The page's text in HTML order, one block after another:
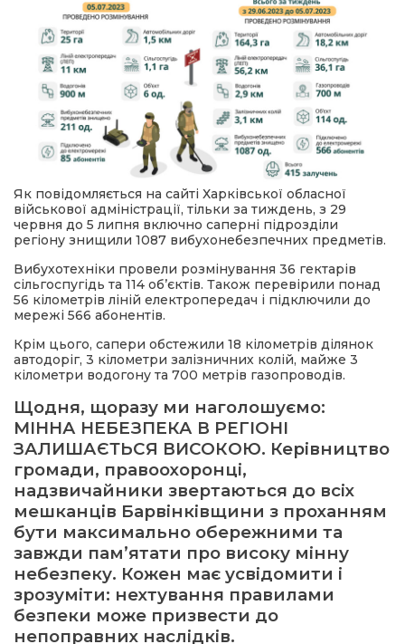
Як повідомляється на сайті Харківської обласної
військової адміністрації, тільки за тиждень, з 29
червня до 5 липня включно саперні підрозділи
регіону знищили 1087 вибухонебезпечних предметів.
Вибухотехніки провели розмінування 36 гектарів
сільгоспугідь та 114 об’єктів. Також перевірили понад
56 кілометрів ліній електропередач і підключили до
мережі 566 абонентів.
Крім цього, сапери обстежили 18 кілометрів ділянок
автодоріг, 3 кілометри залізничних колій, майже 3
кілометри водогону та 700 метрів газопроводів.
Щодня, щоразу ми наголошуємо:
МІННА НЕБЕЗПЕКА В РЕГІОНІ
ЗАЛИШАЄТЬСЯ ВИСОКОЮ. Керівництво
громади, правоохоронці,
надзвичайники звертаються до всіх
мешканців Барвінківщини з проханням
бути максимально обережними та
завжди пам’ятати про високу мінну
небезпеку. Кожен має усвідомити і
зрозуміти: нехтування правилами
безпеки може призвести до
непоправних наслідків.